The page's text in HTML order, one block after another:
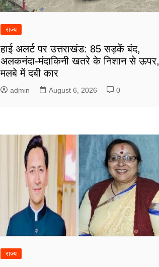
राज्य
हाई अलर्ट पर उत्तराखंड: 85 सड़कें बंद,
अलकनंदा-मंदाकिनी खतरे के निशान से ऊपर,
मलबे में दबी कार
admin August 6, 2026 0
राज्य